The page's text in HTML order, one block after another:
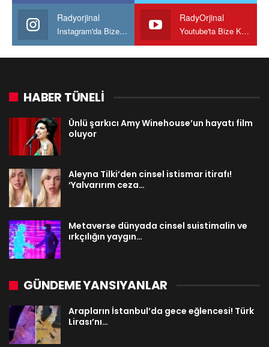
Radyorjinal
Instagram'da Bize katılın
RadyOrjinal
Youtube'ta Bize Katılın
HABER TÜNELİ
Ünlü şarkıcı Amy Winehouse’un hayatı film
oluyor
Aleyna Tilki’den cinsel istismar itirafı!
‘Yalvarırım ceza…
Metaverse dünyada cinsel suistimalin ve
ırkçılığın yaygın…
GÜNDEME YANSIYANLAR
Arapların İstanbul’da gece eğlencesi! Türk
Lirası’nı…